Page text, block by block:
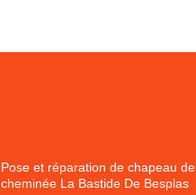
Pose et réparation de chapeau de
cheminée La Bastide De Besplas